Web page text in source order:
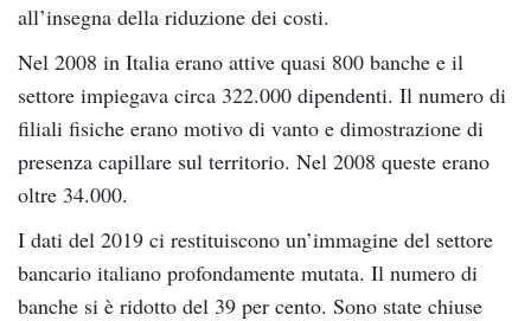
all’insegna della riduzione dei costi.
Nel 2008 in Italia erano attive quasi 800 banche e il
settore impiegava circa 322.000 dipendenti. Il numero di
filiali fisiche erano motivo di vanto e dimostrazione di
presenza capillare sul territorio. Nel 2008 queste erano
oltre 34.000.
I dati del 2019 ci restituiscono un’immagine del settore
bancario italiano profondamente mutata. Il numero di
banche si è ridotto del 39 per cento. Sono state chiuse